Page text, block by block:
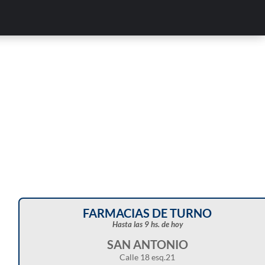
FARMACIAS DE TURNO
Hasta las 9 hs. de hoy
SAN ANTONIO
Calle 18 esq.21